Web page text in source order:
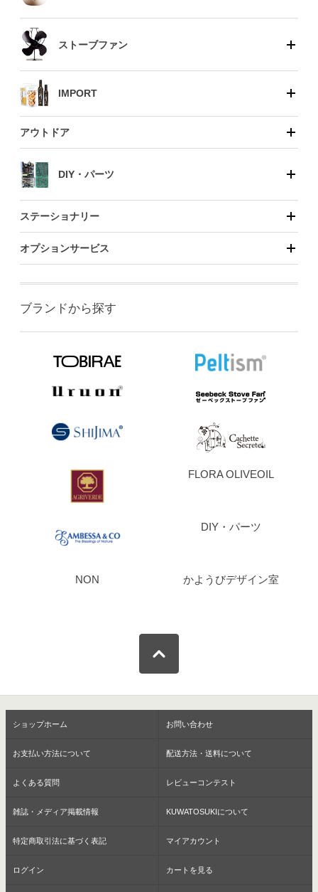
ストーブファン
IMPORT
アウトドア
DIY・パーツ
ステーショナリー
オプションサービス
ブランドから探す
FLORA OLIVEOIL
DIY・パーツ
NON かようびデザイン室
ショップホーム お問い合わせ
お支払い方法について 配送方法・送料について
よくある質問 レビューコンテスト
雑誌・メディア掲載情報 KUWATOSUKIについて
特定商取引法に基づく表記 マイアカウント
ログイン カートを見る